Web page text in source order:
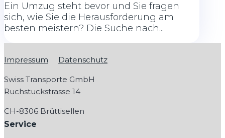
Ein Umzug steht bevor und Sie fragen
sich, wie Sie die Herausforderung am
besten meistern? Die Suche nach...
Impressum Datenschutz
Swiss Transporte GmbH
Ruchstuckstrasse 14
CH-8306 Brüttisellen
Service